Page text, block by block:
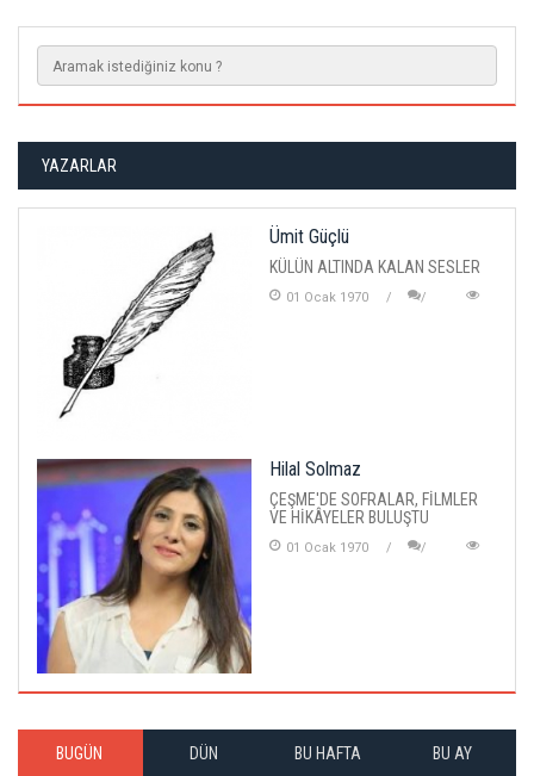
YAZARLAR
Ümit Güçlü
KÜLÜN ALTINDA KALAN SESLER
01 Ocak 1970
Hilal Solmaz
ÇEŞME'DE SOFRALAR, FİLMLER
VE HİKÂYELER BULUŞTU
01 Ocak 1970
BUGÜN DÜN BU HAFTA BU AY